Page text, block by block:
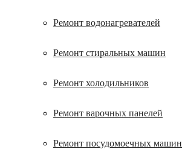
Ремонт водонагревателей
Ремонт стиральных машин
Ремонт холодильников
Ремонт варочных панелей
Ремонт посудомоечных машин